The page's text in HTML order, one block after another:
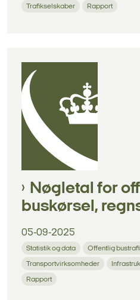
Trafikselskaber Rapport
Nøgletal for
buskørsel,
05-09-2025
Statistik og data Offentlig
Transportvirksomheder
Rapport